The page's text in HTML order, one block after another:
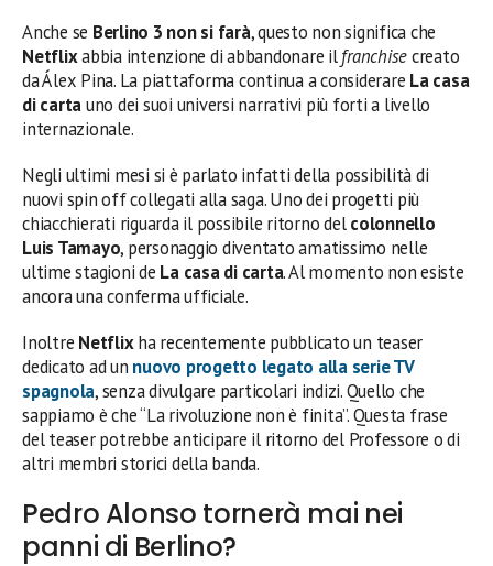
Anche se Berlino 3 non si farà, questo non significa che
Netflixabbia intenzione di abbandonare ilfranchisecreato
da Álex Pina. La piattaforma continua a considerare La casa
di cartauno dei suoi universi narrativi più forti a livello
internazionale.
Negli ultimi mesi si è parlato infatti della possibilità di
nuovi spin off collegati alla saga. Uno dei progetti più
chiacchierati riguarda il possibile ritorno delcolonnello
Luis Tamayo, personaggio diventato amatissimo nelle
ultime stagioni de La casa di carta. Al momento non esiste
ancora una conferma ufficiale.
Inoltre Netflixha recentemente pubblicato un teaser
dedicato ad un nuovo progetto legato alla serie TV
spagnola, senza divulgare particolari indizi. Quello che
sappiamo è che “La rivoluzione non è finita”. Questa frase
del teaser potrebbe anticipare il ritorno del Professore o di
altri membri storici della banda.
Pedro Alonso tornerà mai nei
panni di Berlino?